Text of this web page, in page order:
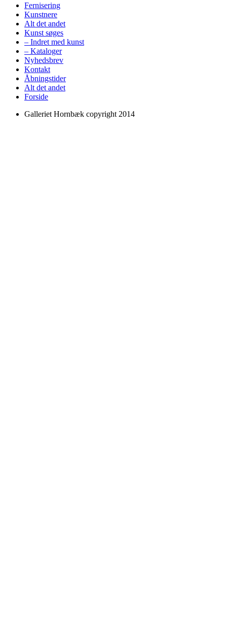
Fernisering
Kunstnere
Alt det andet
Kunst søges
– Indret med kunst
– Kataloger
Nyhedsbrev
Kontakt
Åbningstider
Alt det andet
Forside
Galleriet Hornbæk copyright 2014